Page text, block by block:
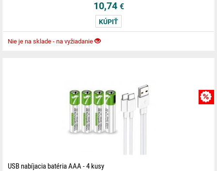
10,74 €
KÚPIŤ
Nie je na sklade - na vyžiadanie
USB nabíjacia batéria AAA - 4 kusy